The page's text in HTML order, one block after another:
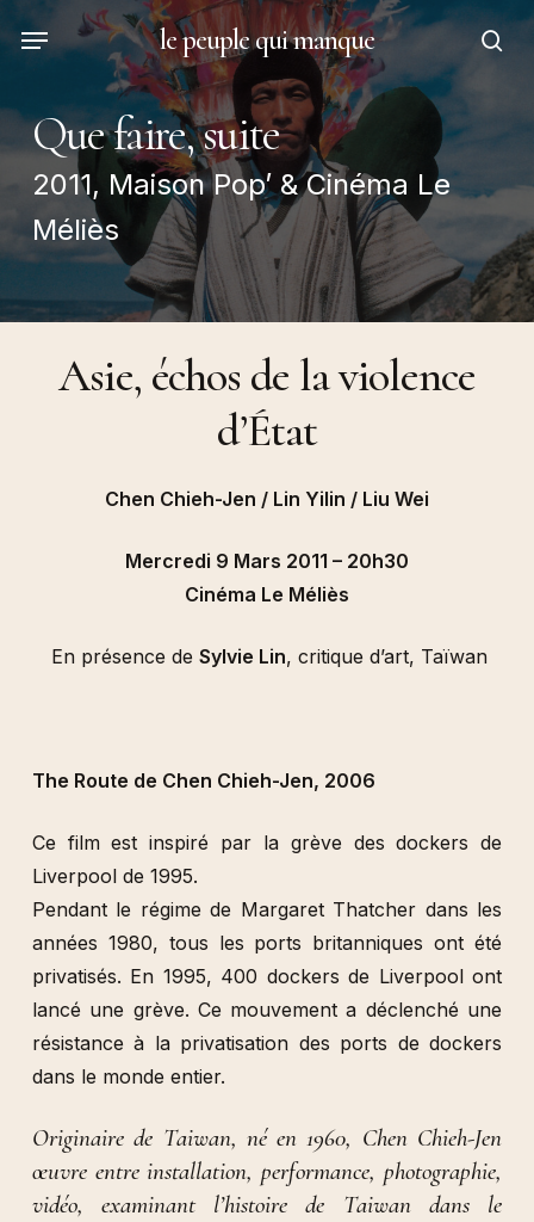
content
le peuple qui manque
Menu
Que faire, suite
2011, Maison Pop’ & Cinéma Le
Méliès
Asie, échos de la violence
d’État
Chen Chieh-Jen / Lin Yilin / Liu Wei
Mercredi 9 Mars 2011 – 20h30
Cinéma Le Méliès
En présence deSylvie Lin, critique d’art, Taïwan
The Route de Chen Chieh-Jen, 2006
Ce film est inspiré par la grève des dockers de
Liverpool de 1995.
Pendant le régime de Margaret Thatcher dans les
années 1980, tous les ports britanniques ont été
privatisés. En 1995, 400 dockers de Liverpool ont
lancé une grève. Ce mouvement a déclenché une
résistance à la privatisation des ports de dockers
dans le monde entier.
Originaire de Taiwan, né en 1960, Chen Chieh-Jen
œuvre entre installation, performance, photographie,
vidéo, examinant l’histoire de Taiwan dans le